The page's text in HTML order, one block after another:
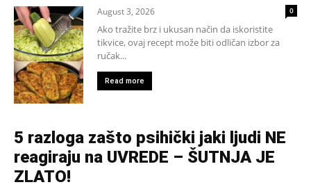
August 3, 2026 0
Ako tražite brz i ukusan način da iskoristite
tikvice, ovaj recept može biti odličan izbor za
ručak...
Read more
5 razloga zašto psihički jaki ljudi NE
reagiraju na UVREDE – ŠUTNJA JE
ZLATO!